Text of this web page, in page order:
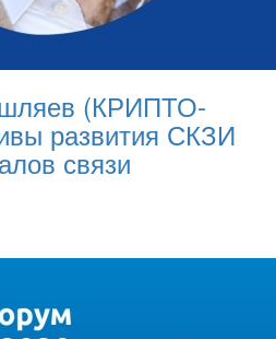
(КРИПТО-
развития СКЗИ
связи